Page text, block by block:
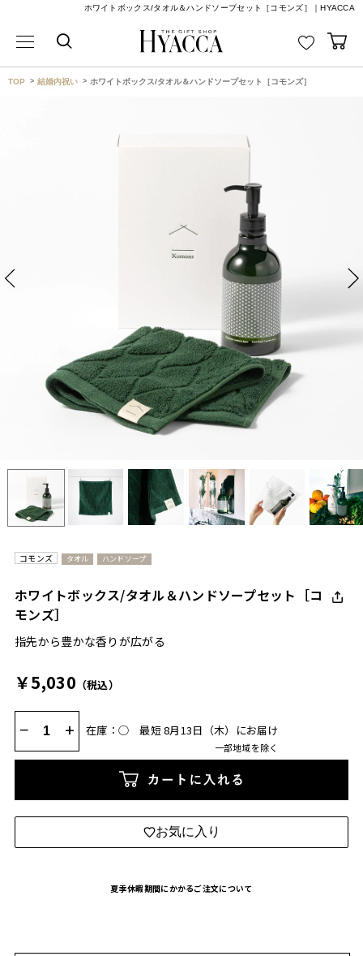
ホワイトボックス/タオル＆ハンドソープセット［コモンズ］｜HYACCA
TOP 結婚内祝い ホワイトボックス/タオル＆ハンドソープセット［コモンズ］
コモンズ タオル ハンドソープ
ホワイトボックス/タオル＆ハンドソープセット［コ
モンズ］
指先から豊かな香りが広がる
￥5,030 （税込）
− + 在庫：◯ 最短 8月13日（木）にお届け
一部地域を除く
カートに入れる
お気に入り
夏季休暇期間にかかるご注文について